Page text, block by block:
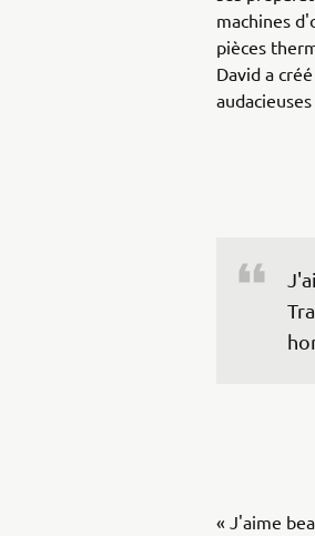
machines
pièces
David a
« J'aime